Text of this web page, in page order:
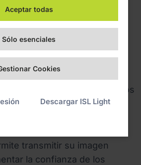
cuenta con 60
ISL Online, que ofrecen
de 50 clientes al día.
el feedback de los
ha sido siempre positivo.
la conexión es muy
valor cuando brindamos
que no tienen mucho
indica Nartnik. La
customizar la aplicación del
transmitir su imagen
la confianza de los
Aceptar todas
Sólo esenciales
Cookies
Descargar ISL Light